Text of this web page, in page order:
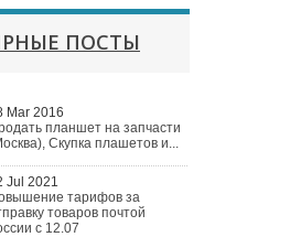
ПОСТЫ
Mar 2016
планшет на запчасти
Скупка плашетов и...
Jul 2021
тарифов за
товаров почтой
с 12.07